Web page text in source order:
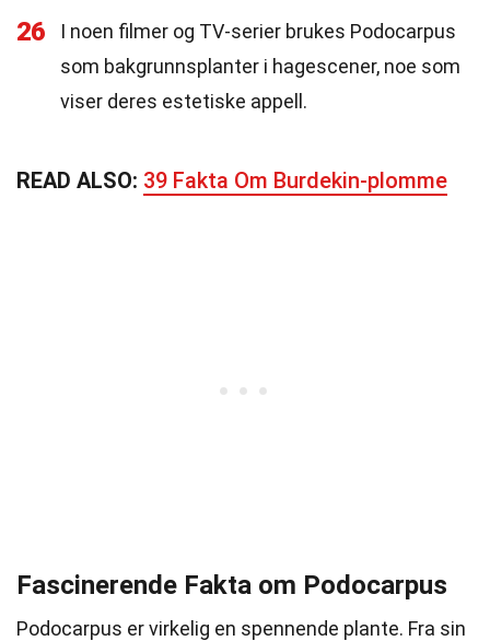
26
I noen filmer og TV-serier brukes Podocarpus
som bakgrunnsplanter i hagescener, noe som
viser deres estetiske appell.
READ ALSO: 39 Fakta Om Burdekin-plomme
Fascinerende Fakta om Podocarpus
Podocarpus er virkelig en spennende plante. Fra sin